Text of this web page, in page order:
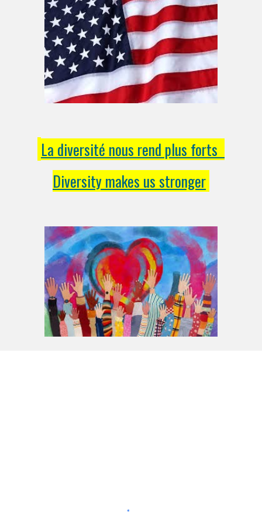
La diversité nous rend plus forts
Diversity makes us stronger